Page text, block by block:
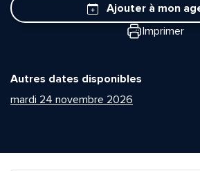
Ajouter à mon
Imprimer
Autres dates disponibles
mardi 24 novembre 2026